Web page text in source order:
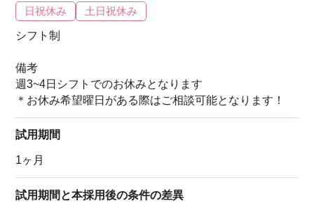
日祝休み 土日祝休み
シフト制
備考
週3~4日シフトでのお休みとなります
＊お休み希望曜日がある際はご相談可能となります！
試用期間
1ヶ月
試用期間と本採用後の条件の差異